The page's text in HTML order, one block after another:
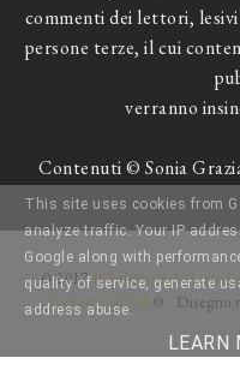
commenti dei lettori,
persone terze, il cui
verranno
Contenuti © Sonia
© 2017Il Salotto del Gatto
SophistiCATed © . Disegno
This site uses cookies from
analyze traffic. Your IP
Google along with
quality of service, generate
address abuse.
LEARN